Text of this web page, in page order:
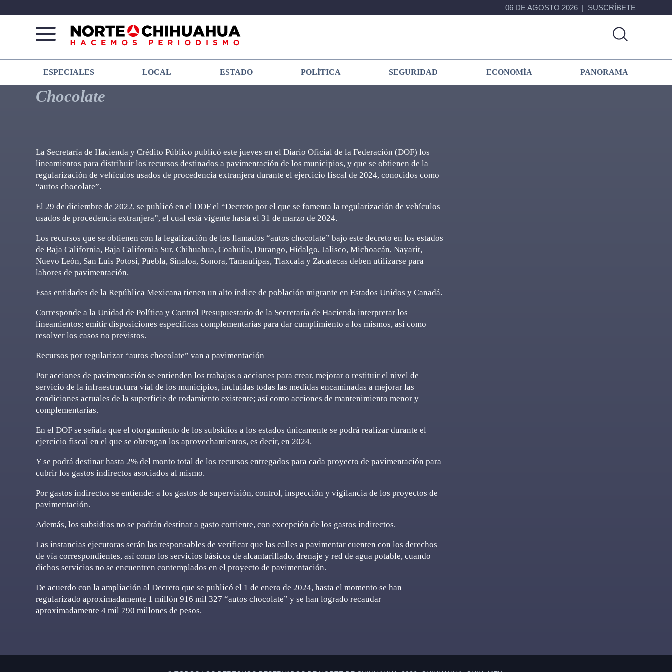
06 DE AGOSTO 2026 SUSCRÍBETE
Norte
De
Chihuahua
Más
que
noticias,
hacemos periodismo
ESPECIALES LOCAL ESTADO POLÍTICA SEGURIDAD ECONOMÍA PANORAMA
Chocolate
La Secretaría de Hacienda y Crédito Público publicó este jueves en el Diario Oficial de la Federación (DOF) los
lineamientos para distribuir los recursos destinados a pavimentación de los municipios, y que se obtienen de la
regularización de vehículos usados de procedencia extranjera durante el ejercicio fiscal de 2024, conocidos como
“autos chocolate”.
El 29 de diciembre de 2022, se publicó en el DOF el “Decreto por el que se fomenta la regularización de vehículos
usados de procedencia extranjera”, el cual está vigente hasta el 31 de marzo de 2024.
Los recursos que se obtienen con la legalización de los llamados “autos chocolate” bajo este decreto en los estados
de Baja California, Baja California Sur, Chihuahua, Coahuila, Durango, Hidalgo, Jalisco, Michoacán, Nayarit,
Nuevo León, San Luis Potosí, Puebla, Sinaloa, Sonora, Tamaulipas, Tlaxcala y Zacatecas deben utilizarse para
labores de pavimentación.
Esas entidades de la República Mexicana tienen un alto índice de población migrante en Estados Unidos y Canadá.
Corresponde a la Unidad de Política y Control Presupuestario de la Secretaría de Hacienda interpretar los
lineamientos; emitir disposiciones específicas complementarias para dar cumplimiento a los mismos, así como
resolver los casos no previstos.
Recursos por regularizar “autos chocolate” van a pavimentación
Por acciones de pavimentación se entienden los trabajos o acciones para crear, mejorar o restituir el nivel de
servicio de la infraestructura vial de los municipios, incluidas todas las medidas encaminadas a mejorar las
condiciones actuales de la superficie de rodamiento existente; así como acciones de mantenimiento menor y
complementarias.
En el DOF se señala que el otorgamiento de los subsidios a los estados únicamente se podrá realizar durante el
ejercicio fiscal en el que se obtengan los aprovechamientos, es decir, en 2024.
Y se podrá destinar hasta 2% del monto total de los recursos entregados para cada proyecto de pavimentación para
cubrir los gastos indirectos asociados al mismo.
Por gastos indirectos se entiende: a los gastos de supervisión, control, inspección y vigilancia de los proyectos de
pavimentación.
Además, los subsidios no se podrán destinar a gasto corriente, con excepción de los gastos indirectos.
Las instancias ejecutoras serán las responsables de verificar que las calles a pavimentar cuenten con los derechos
de vía correspondientes, así como los servicios básicos de alcantarillado, drenaje y red de agua potable, cuando
dichos servicios no se encuentren contemplados en el proyecto de pavimentación.
De acuerdo con la ampliación al Decreto que se publicó el 1 de enero de 2024, hasta el momento se han
regularizado aproximadamente 1 millón 916 mil 327 “autos chocolate” y se han logrado recaudar
aproximadamente 4 mil 790 millones de pesos.